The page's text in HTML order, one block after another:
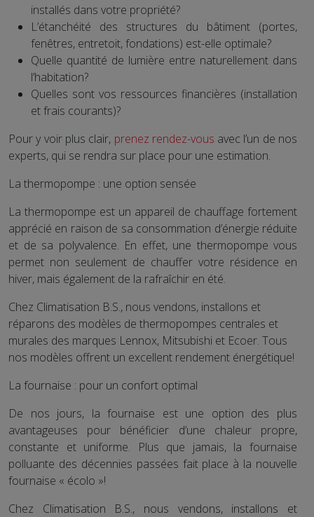
installés dans votre propriété?
L’étanchéité des structures du bâtiment (portes,
fenêtres, entretoit, fondations) est-elle optimale?
Quelle quantité de lumière entre naturellement dans
l’habitation?
Quelles sont vos ressources financières (installation
et frais courants)?
Pour y voir plus clair, prenez rendez-vous avec l’un de nos
experts, qui se rendra sur place pour une estimation.
La thermopompe : une option sensée
La thermopompe est un appareil de chauffage fortement
apprécié en raison de sa consommation d’énergie réduite
et de sa polyvalence. En effet, une thermopompe vous
permet non seulement de chauffer votre résidence en
hiver, mais également de la rafraîchir en été.
Chez Climatisation B.S., nous vendons, installons et
réparons des modèles de thermopompes centrales et
murales des marques Lennox, Mitsubishi et Ecoer. Tous
nos modèles offrent un excellent rendement énergétique!
La fournaise : pour un confort optimal
De nos jours, la fournaise est une option des plus
avantageuses pour bénéficier d’une chaleur propre,
constante et uniforme. Plus que jamais, la fournaise
polluante des décennies passées fait place à la nouvelle
fournaise « écolo »!
Chez Climatisation B.S., nous vendons, installons et